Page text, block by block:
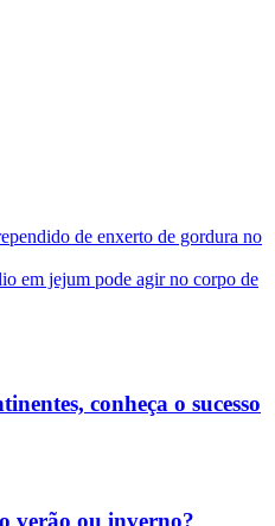
de enxerto de gordura no
em jejum pode agir no corpo de
conheça o sucesso